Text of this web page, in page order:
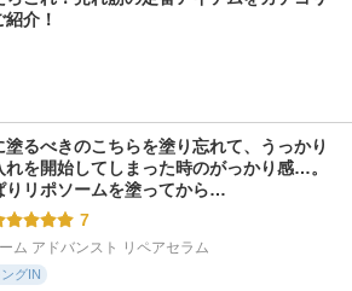
介！
塗るべきのこちらを塗り忘れて、うっかり
れを開始してしまった時のがっかり感…。
りリポソームを塗ってから…
7
ム アドバンスト リペアセラム
グIN